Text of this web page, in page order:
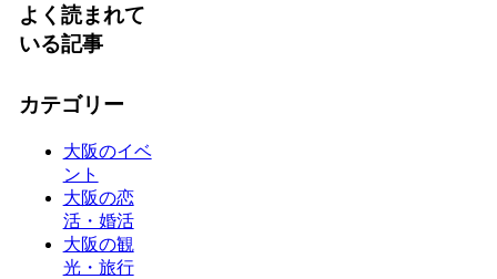
よく読まれて
いる記事
カテゴリー
大阪のイベ
ント
大阪の恋
活・婚活
大阪の観
光・旅行